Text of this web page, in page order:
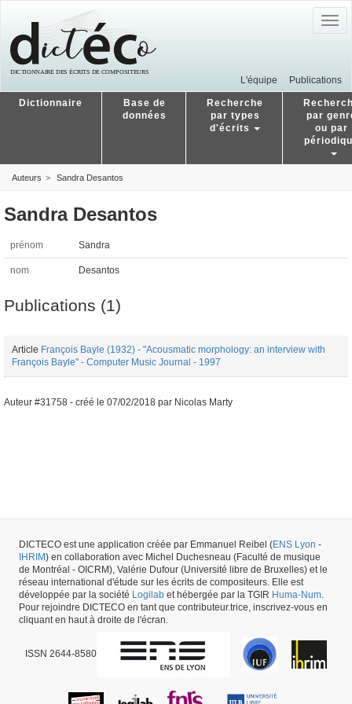
L'équipe Publications
Dictionnaire
Base de
données
Recherche
par types
d'écrits
par
ou par
Auteurs Sandra Desantos
Sandra Desantos
prénom Sandra
nom Desantos
Publications (1)
Article François Bayle (1932) - "Acousmatic morphology: an interview with
François Bayle" - Computer Music Journal - 1997
Auteur #31758 - créé le 07/02/2018 par Nicolas Marty
DICTECO est une application créée par Emmanuel Reibel (ENS Lyon -
IHRIM) en collaboration avec Michel Duchesneau (Faculté de musique
de Montréal - OICRM), Valérie Dufour (Université libre de Bruxelles) et le
réseau international d'étude sur les écrits de compositeurs. Elle est
développée par la société Logilab et hébergée par la TGIR Huma-Num
Pour rejoindre DICTECO en tant que contributeur.trice, inscrivez-vous en
cliquant en haut à droite de l'écran.
ISSN 2644-8580